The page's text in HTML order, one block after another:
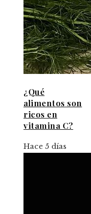
¿Qué
alimentos son
ricos en
vitamina C?
Hace 5 días